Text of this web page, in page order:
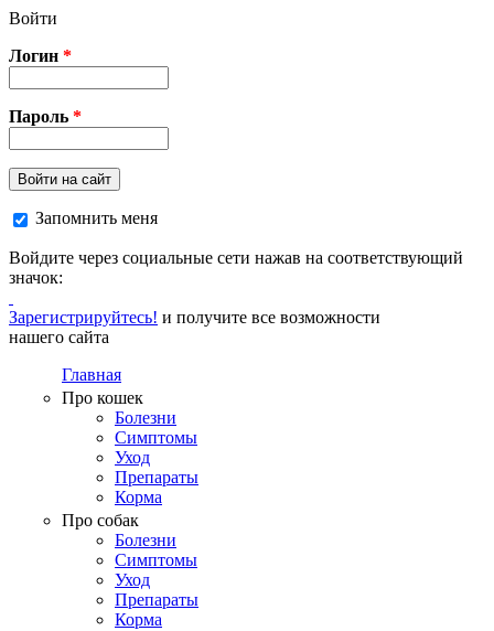
Перейти к основному содержанию
Войти
Логин *
Пароль *
Войти на сайт
Запомнить меня
Войдите через социальные сети нажав на соответствующий
значок:
Зарегистрируйтесь! и получите все возможности
нашего сайта
Главная
Про кошек
Болезни
Симптомы
Уход
Препараты
Корма
Про собак
Болезни
Симптомы
Уход
Препараты
Корма